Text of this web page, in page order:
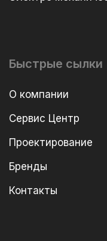
Быстрые сылки
О компании
Сервис Центр
Проектирование
Бренды
Контакты